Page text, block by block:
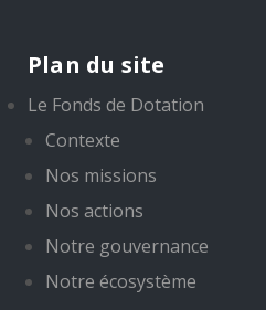
Plan du site
Le Fonds de Dotation
Contexte
Nos missions
Nos actions
Notre gouvernance
Notre écosystème